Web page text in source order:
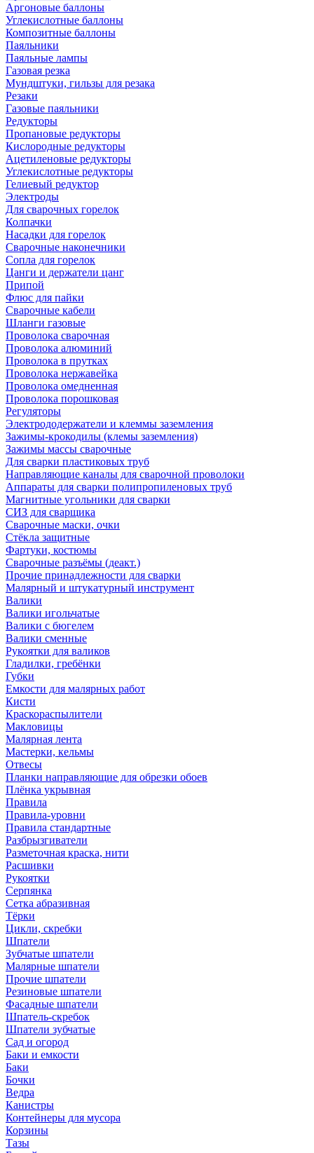
Аргоновые баллоны
Углекислотные баллоны
Композитные баллоны
Паяльники
Паяльные лампы
Газовая резка
Мундштуки, гильзы для резака
Резаки
Газовые паяльники
Редукторы
Пропановые редукторы
Кислородные редукторы
Ацетиленовые редукторы
Углекислотные редукторы
Гелиевый редуктор
Электроды
Для сварочных горелок
Колпачки
Насадки для горелок
Сварочные наконечники
Сопла для горелок
Цанги и держатели цанг
Припой
Флюс для пайки
Сварочные кабели
Шланги газовые
Проволока сварочная
Проволока алюминий
Проволока в прутках
Проволока нержавейка
Проволока омедненная
Проволока порошковая
Регуляторы
Электрододержатели и клеммы заземления
Зажимы-крокодилы (клемы заземления)
Зажимы массы сварочные
Для сварки пластиковых труб
Направляющие каналы для сварочной проволоки
Аппараты для сварки полипропиленовых труб
Магнитные угольники для сварки
СИЗ для сварщика
Сварочные маски, очки
Стёкла защитные
Фартуки, костюмы
Сварочные разъёмы (деакт.)
Прочие принадлежности для сварки
Малярный и штукатурный инструмент
Валики
Валики игольчатые
Валики с бюгелем
Валики сменные
Рукоятки для валиков
Гладилки, гребёнки
Губки
Емкости для малярных работ
Кисти
Краскораспылители
Макловицы
Малярная лента
Мастерки, кельмы
Отвесы
Планки направляющие для обрезки обоев
Плёнка укрывная
Правила
Правила-уровни
Правила стандартные
Разбрызгиватели
Разметочная краска, нити
Расшивки
Рукоятки
Серпянка
Сетка абразивная
Тёрки
Цикли, скребки
Шпатели
Зубчатые шпатели
Малярные шпатели
Прочие шпатели
Резиновые шпатели
Фасадные шпатели
Шпатель-скребок
Шпатели зубчатые
Сад и огород
Баки и емкости
Баки
Бочки
Ведра
Канистры
Контейнеры для мусора
Корзины
Тазы